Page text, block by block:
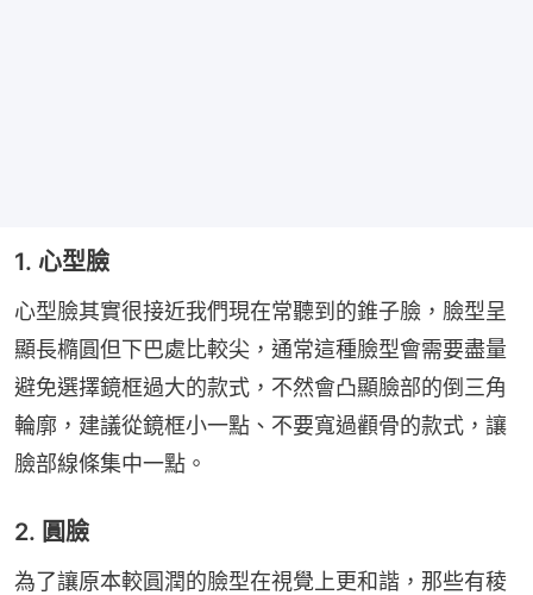
1. 心型臉
心型臉其實很接近我們現在常聽到的錐子臉，臉型呈
顯長橢圓但下巴處比較尖，通常這種臉型會需要盡量
避免選擇鏡框過大的款式，不然會凸顯臉部的倒三角
輪廓，建議從鏡框小一點、不要寬過顴骨的款式，讓
臉部線條集中一點。
2. 圓臉
為了讓原本較圓潤的臉型在視覺上更和諧，那些有稜